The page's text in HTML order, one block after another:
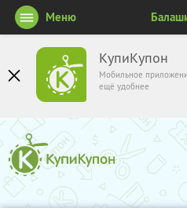
КупиКупон
Мобильное
ещё удобнее
Меню